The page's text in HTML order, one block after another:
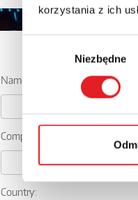
korzystania z ich
Niezbędne
Ask
Name: *
Company:
Country: